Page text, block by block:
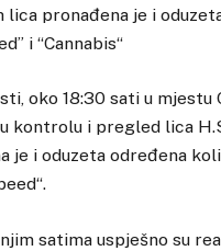
pronađena je i
i “Cannabis“
oko 18:30 sati u
kontrolu i pregled lica
je i oduzeta određena
satima uspješno su